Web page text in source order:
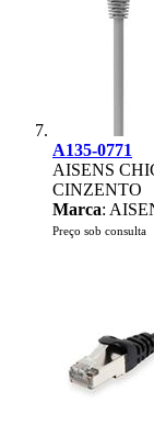
A135-0771
AISENS
CINZENTO
Marca:
Preço sob consulta